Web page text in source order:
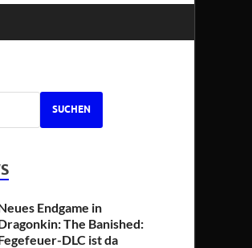
SUCHEN
Endgame in
The Banished:
DLC ist da